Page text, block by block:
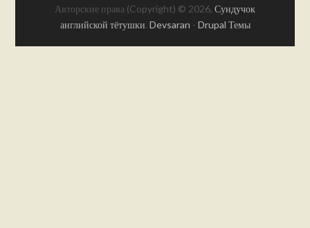
Авторские права (Copyright) © 2026, Сундучок
английской тётушки. Devsaran - Drupal Темы